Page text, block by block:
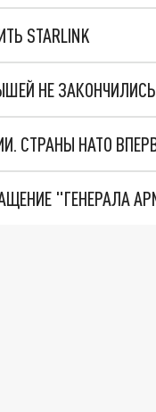
STARLINK
НЕ ЗАКОНЧИЛИСЬ